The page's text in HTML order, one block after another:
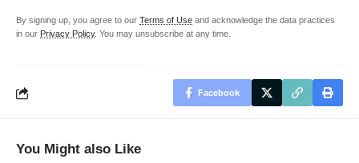
By signing up, you agree to our Terms of Use and acknowledge the data practices
in our Privacy Policy. You may unsubscribe at any time.
Facebook
You Might also Like